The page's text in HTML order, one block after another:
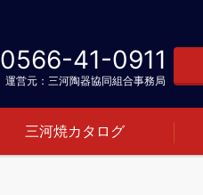
0566-41-0911
運営元：三河陶器協同組合事務局
三河焼カタログ